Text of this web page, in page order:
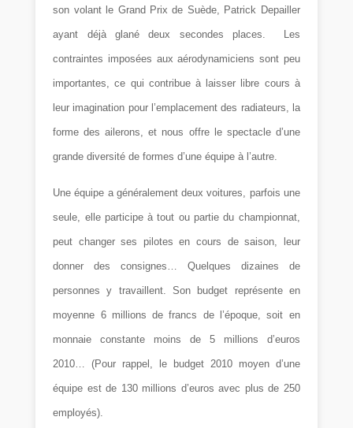
son volant le Grand Prix de Suède, Patrick Depailler
ayant déjà glané deux secondes places. Les
contraintes imposées aux aérodynamiciens sont peu
importantes, ce qui contribue à laisser libre cours à
leur imagination pour l’emplacement des radiateurs, la
forme des ailerons, et nous offre le spectacle d’une
grande diversité de formes d’une équipe à l’autre.
Une équipe a généralement deux voitures, parfois une
seule, elle participe à tout ou partie du championnat,
peut changer ses pilotes en cours de saison, leur
donner des consignes… Quelques dizaines de
personnes y travaillent. Son budget représente en
moyenne 6 millions de francs de l’époque, soit en
monnaie constante moins de 5 millions d’euros
2010… (Pour rappel, le budget 2010 moyen d’une
équipe est de 130 millions d’euros avec plus de 250
employés).